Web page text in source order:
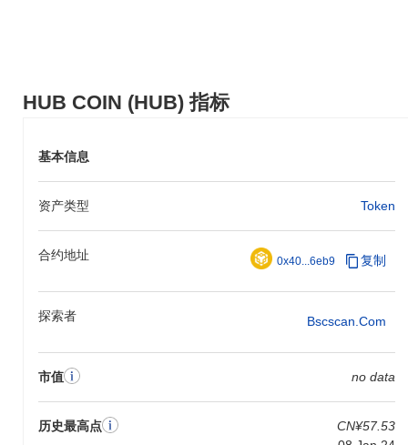
HUB COIN (HUB) 指标
基本信息
资产类型 Token
合约地址 0x40...6eb9 复制
探索者 Bscscan.com
市值 no data
历史最高点
CN¥57.53